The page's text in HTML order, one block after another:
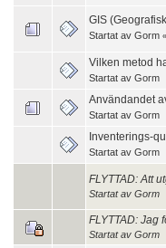
GIS
Startat av Gorm «
Vilken metod
Startat av Gorm
Användandet
Startat av Gorm
Inventerings-
Startat av Gorm
FLYTTAD: Att
Startat av Gorm
FLYTTAD: Jag
Startat av Gorm